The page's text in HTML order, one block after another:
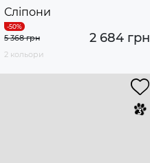
Сліпони
2 684 грн
5 368 грн
2 кольори